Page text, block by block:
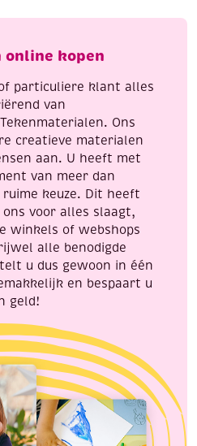
ml,
aantal
online kopen
particuliere klant alles
van
Ons
creatieve materialen
aan. U heeft met
van meer dan
keuze. Dit heeft
voor alles slaagt,
winkels of webshops
alle benodigde
u dus gewoon in één
en bespaart u
geld!